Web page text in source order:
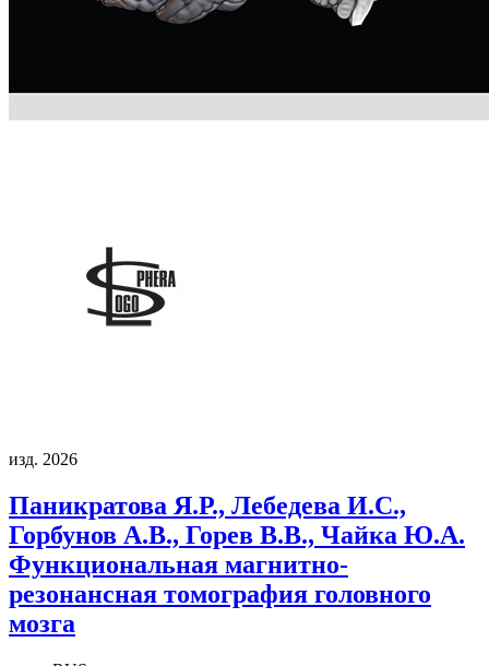
изд. 2026
Паникратова Я.Р., Лебедева И.С.,
Горбунов А.В., Горев В.В., Чайка Ю.А.
Функциональная магнитно-
резонансная томография головного
мозга